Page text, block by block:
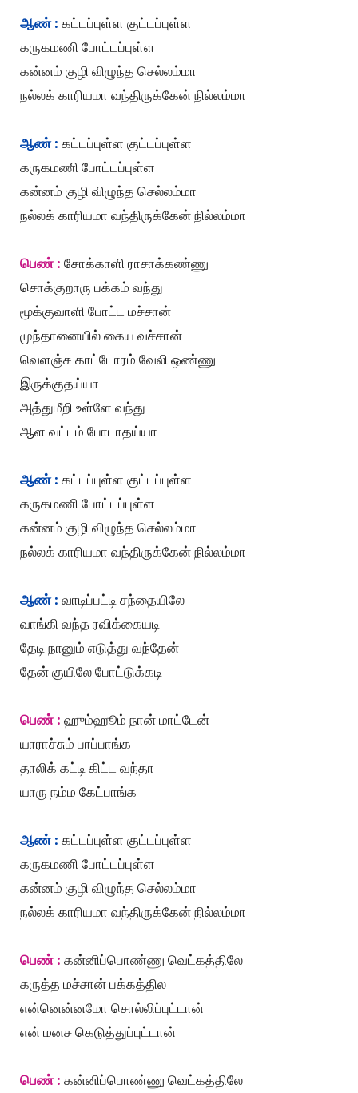
ஆண் : கட்டப்புள்ள குட்டப்புள்ள
கருகமணி போட்டப்புள்ள
கன்னம் குழி விழுந்த செல்லம்மா
நல்லக் காரியமா வந்திருக்கேன் நில்லம்மா
ஆண் : கட்டப்புள்ள குட்டப்புள்ள
கருகமணி போட்டப்புள்ள
கன்னம் குழி விழுந்த செல்லம்மா
நல்லக் காரியமா வந்திருக்கேன் நில்லம்மா
பெண் : சோக்காளி ராசாக்கண்ணு
சொக்குறாரு பக்கம் வந்து
மூக்குவாளி போட்ட மச்சான்
முந்தானையில் கைய வச்சான்
வெளஞ்சு காட்டோரம் வேலி ஒண்ணு
இருக்குதய்யா
அத்துமீறி உள்ளே வந்து
ஆள வட்டம் போடாதய்யா
ஆண் : கட்டப்புள்ள குட்டப்புள்ள
கருகமணி போட்டப்புள்ள
கன்னம் குழி விழுந்த செல்லம்மா
நல்லக் காரியமா வந்திருக்கேன் நில்லம்மா
ஆண் : வாடிப்பட்டி சந்தையிலே
வாங்கி வந்த ரவிக்கையடி
தேடி நானும் எடுத்து வந்தேன்
தேன் குயிலே போட்டுக்கடி
பெண் : ஹும்ஹூம் நான் மாட்டேன்
யாராச்சும் பாப்பாங்க
தாலிக் கட்டி கிட்ட வந்தா
யாரு நம்ம கேட்பாங்க
ஆண் : கட்டப்புள்ள குட்டப்புள்ள
கருகமணி போட்டப்புள்ள
கன்னம் குழி விழுந்த செல்லம்மா
நல்லக் காரியமா வந்திருக்கேன் நில்லம்மா
பெண் : கன்னிப்பொண்ணு வெட்கத்திலே
கருத்த மச்சான் பக்கத்தில
என்னென்னமோ சொல்லிப்புட்டான்
என் மனச கெடுத்துப்புட்டான்
பெண் : கன்னிப்பொண்ணு வெட்கத்திலே